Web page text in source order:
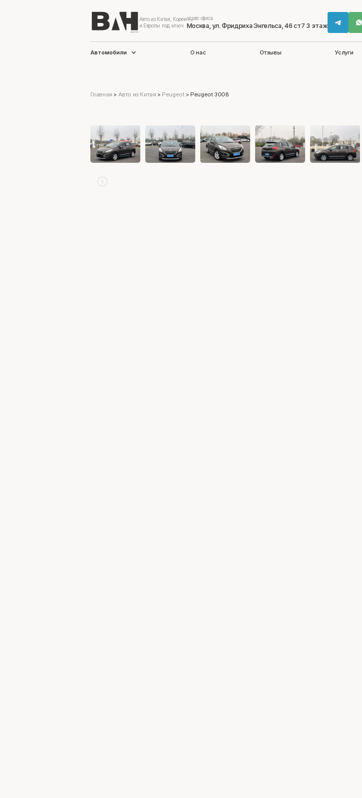
Авто из Китая, Кореи
и Европы под ключ
адрес офиса
Москва, ул. Фридриха Энгельса, 46 ст7 3 этаж
Автомобили О нас Отзывы Услуги
Главная > Авто из Китая > Peugeot> Peugeot 3008